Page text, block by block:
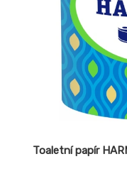
Toaletní papír